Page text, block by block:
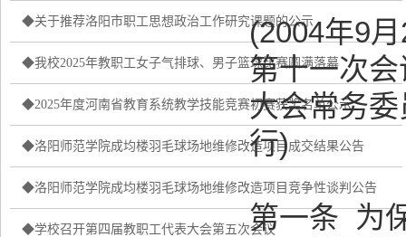
1
◆关于推荐洛阳市职工思想政治工作研究课题的公示
◆我校2025年教职工女子气排球、男子篮球比赛圆满落幕
◆2025年度河南省教育系统教学技能竞赛初赛获奖名单公示
◆洛阳师范学院成均楼羽毛球场地维修改造项目成交结果公告
◆洛阳师范学院成均楼羽毛球场地维修改造项目竞争性谈判公告
◆学校召开第四届教职工代表大会第五次会议
(2004年9
第十一次
大会常务
行)
第一条 为